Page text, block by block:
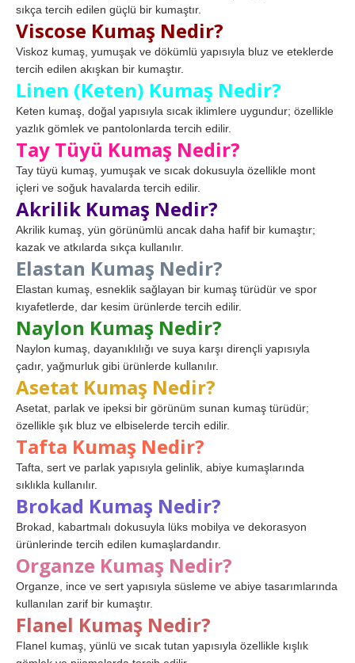
sıkça tercih edilen güçlü bir kumaştır.
Viscose Kumaş Nedir?
Viskoz kumaş, yumuşak ve dökümlü yapısıyla bluz ve eteklerde
tercih edilen akışkan bir kumaştır.
Linen (Keten) Kumaş Nedir?
Keten kumaş, doğal yapısıyla sıcak iklimlere uygundur; özellikle
yazlık gömlek ve pantolonlarda tercih edilir.
Tay Tüyü Kumaş Nedir?
Tay tüyü kumaş, yumuşak ve sıcak dokusuyla özellikle mont
içleri ve soğuk havalarda tercih edilir.
Akrilik Kumaş Nedir?
Akrilik kumaş, yün görünümlü ancak daha hafif bir kumaştır;
kazak ve atkılarda sıkça kullanılır.
Elastan Kumaş Nedir?
Elastan kumaş, esneklik sağlayan bir kumaş türüdür ve spor
kıyafetlerde, dar kesim ürünlerde tercih edilir.
Naylon Kumaş Nedir?
Naylon kumaş, dayanıklılığı ve suya karşı dirençli yapısıyla
çadır, yağmurluk gibi ürünlerde kullanılır.
Asetat Kumaş Nedir?
Asetat, parlak ve ipeksi bir görünüm sunan kumaş türüdür;
özellikle şık bluz ve elbiselerde tercih edilir.
Tafta Kumaş Nedir?
Tafta, sert ve parlak yapısıyla gelinlik, abiye kumaşlarında
sıklıkla kullanılır.
Brokad Kumaş Nedir?
Brokad, kabartmalı dokusuyla lüks mobilya ve dekorasyon
ürünlerinde tercih edilen kumaşlardandır.
Organze Kumaş Nedir?
Organze, ince ve sert yapısıyla süsleme ve abiye tasarımlarında
kullanılan zarif bir kumaştır.
Flanel Kumaş Nedir?
Flanel kumaş, yünlü ve sıcak tutan yapısıyla özellikle kışlık